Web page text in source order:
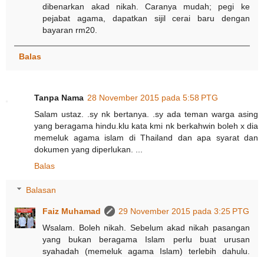
dibenarkan akad nikah. Caranya mudah; pegi ke
pejabat agama, dapatkan sijil cerai baru dengan
bayaran rm20.
Balas
Tanpa Nama 28 November 2015 pada 5:58 PTG
Salam ustaz. .sy nk bertanya. .sy ada teman warga asing
yang beragama hindu.klu kata kmi nk berkahwin boleh x dia
memeluk agama islam di Thailand dan apa syarat dan
dokumen yang diperlukan. ...
Balas
Balasan
Faiz Muhamad
29 November 2015 pada 3:25 PTG
Wsalam. Boleh nikah. Sebelum akad nikah pasangan
yang bukan beragama Islam perlu buat urusan
syahadah (memeluk agama Islam) terlebih dahulu.